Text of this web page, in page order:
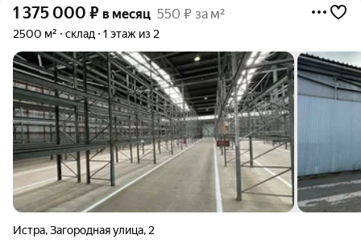
1 375 000 ₽ в месяц 550 ₽ за м²
2500 м² склад 1 этаж из 2
Истра,Загородная улица, 2